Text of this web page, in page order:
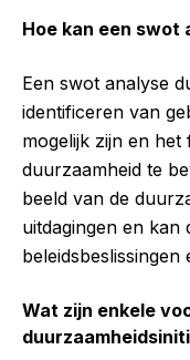
Hoe kan een swot
Een swot analyse
identificeren van
mogelijk zijn en
duurzaamheid te
beeld van de
uitdagingen en kan
beleidsbeslissingen
Wat zijn enkele